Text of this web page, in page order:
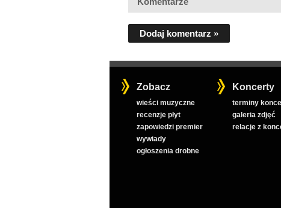
Dodaj komentarz »
Zobacz
wieści muzyczne
recenzje płyt
zapowiedzi premier
wywiady
ogłoszenia drobne
Koncerty
terminy
galeria zdjęć
relacje z